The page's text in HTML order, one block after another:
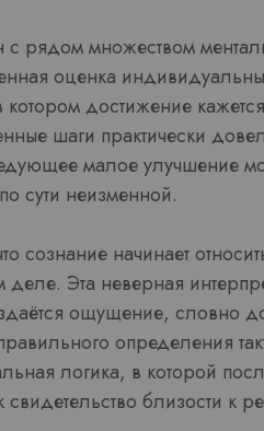
с рядом множеством
оценка
достижение
шаги практически
малое улучшение
сути неизменной.
сознание начинает
деле. Эта неверная
ощущение, словно
определения
логика, в которой
близости к